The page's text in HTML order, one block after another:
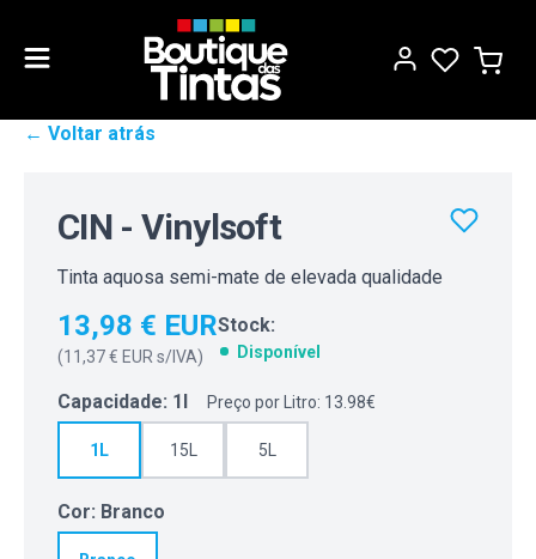
← Voltar atrás
CIN - Vinylsoft
Tinta aquosa semi-mate de elevada qualidade
13,98 € EUR
(11,37 € EUR s/IVA)
Stock:
Disponível
Capacidade: 1l Preço por Litro: 13.98€
1L 15L 5L
Cor: Branco